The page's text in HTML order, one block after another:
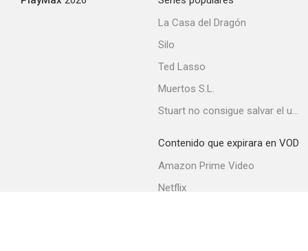
La Casa del Dragón
Silo
Ted Lasso
Muertos S.L.
Stuart no consigue salvar el universo
Contenido que expirara en VOD
Amazon Prime Video
Netflix